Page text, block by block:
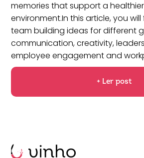
memories that support a
environment.In this article, you
team building ideas for different
communication, creativity,
employee engagement and
+ Ler post